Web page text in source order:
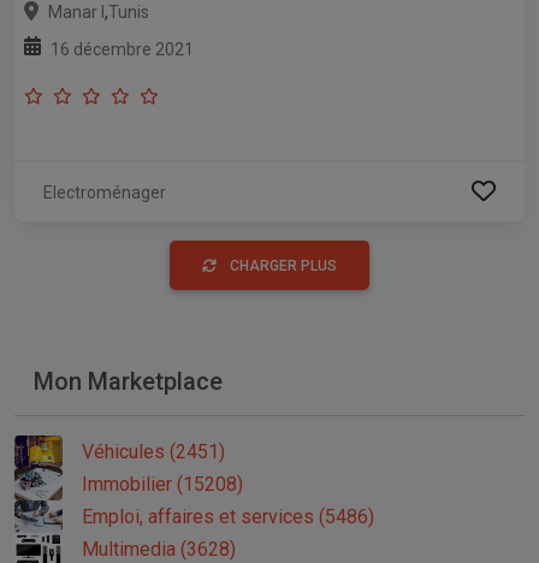
Manar I ,Tunis
16 décembre 2021
Electroménager
CHARGER PLUS
Mon Marketplace
Véhicules (2451)
Immobilier (15208)
Emploi, affaires et services (5486)
Multimedia (3628)